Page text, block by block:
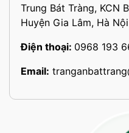
Trung Bát Tràng, KCN
Huyện Gia Lâm, Hà Nội
Điện thoại: 0968 193
Email: